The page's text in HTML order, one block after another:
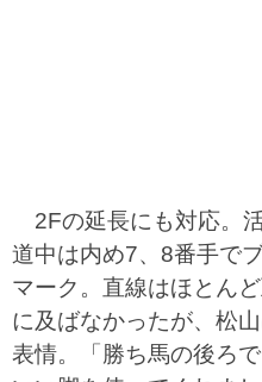
2Fの延長にも対応。
道中は内め7、8番手で
マーク。直線はほとん
に及ばなかったが、松
表情。「勝ち馬の後ろ